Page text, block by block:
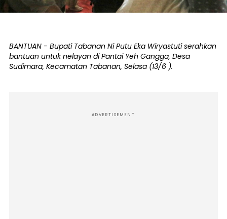
BANTUAN - Bupati Tabanan Ni Putu Eka Wiryastuti serahkan
bantuan untuk nelayan di Pantai Yeh Gangga, Desa
Sudimara, Kecamatan Tabanan, Selasa (13/6 ).
ADVERTISEMENT